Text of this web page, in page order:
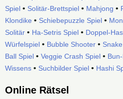
Spiel • Solitär-Brettspiel • Mahjong •
Klondike • Schiebepuzzle Spiel •
Solitär • Ha-Setris Spiel • Doppel-
Würfelspiel • Bubble Shooter •
Ball Spiel • Veggie Crash Spiel •
Wissens • Suchbilder Spiel • Hashi
Online Rätsel